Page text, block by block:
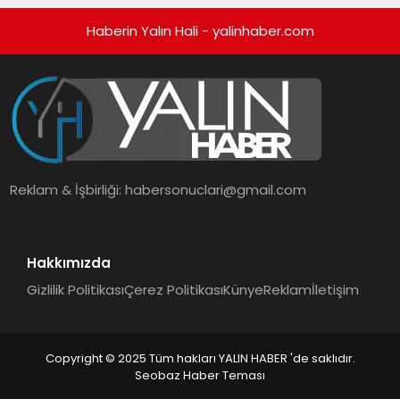
Haberin Yalın Hali - yalinhaber.com
Reklam & İşbirliği:habersonuclari@gmail.com
Hakkımızda
Gizlilik PolitikasıÇerez PolitikasıKünyeReklamİletişim
Copyright © 2025 Tüm hakları YALIN HABER 'de saklıdır.
Seobaz Haber Teması